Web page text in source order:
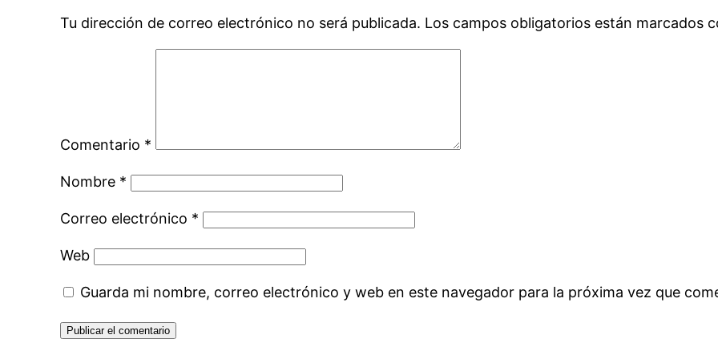
Tu dirección de correo electrónico no será publicada. Los campos obligatorios están marcados
Comentario *
Nombre *
Correo electrónico *
Web
Guarda mi nombre, correo electrónico y web en este navegador para la próxima vez que